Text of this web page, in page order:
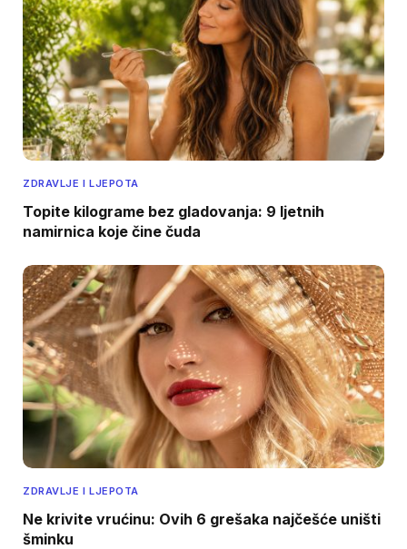
ZDRAVLJE I LJEPOTA
Topite kilograme bez gladovanja: 9 ljetnih
namirnica koje čine čuda
ZDRAVLJE I LJEPOTA
Ne krivite vrućinu: Ovih 6 grešaka najčešće uništi
šminku